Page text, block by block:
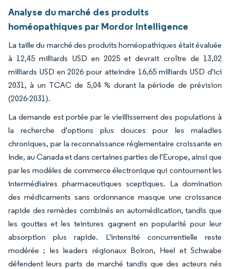
Analyse du marché des produits
homéopathiques par Mordor Intelligence
La taille du marché des produits homéopathiques était évaluée
à 12,45 milliards USD en 2025 et devrait croître de 13,02
milliards USD en 2026 pour atteindre 16,65 milliards USD d'ici
2031, à un TCAC de 5,04 % durant la période de prévision
(2026-2031).
La demande est portée par le vieillissement des populations à
la recherche d'options plus douces pour les maladies
chroniques, par la reconnaissance réglementaire croissante en
Inde, au Canada et dans certaines parties de l'Europe, ainsi que
par les modèles de commerce électronique qui contournent les
intermédiaires pharmaceutiques sceptiques. La domination
des médicaments sans ordonnance masque une croissance
rapide des remèdes combinés en automédication, tandis que
les gouttes et les teintures gagnent en popularité pour leur
absorption plus rapide. L'intensité concurrentielle reste
modérée ; les leaders régionaux Boiron, Heel et Schwabe
défendent leurs parts de marché tandis que des acteurs nés